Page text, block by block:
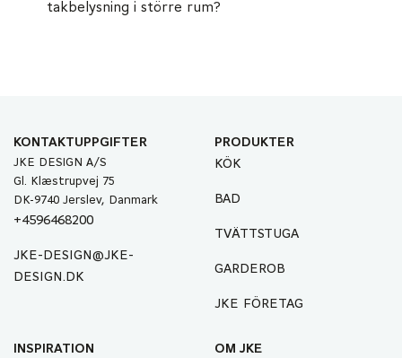
takbelysning i större rum?
KONTAKTUPPGIFTER
JKE DESIGN A/S
Gl. Klæstrupvej 75
DK-9740 Jerslev, Danmark
+4596468200
JKE-DESIGN@JKE-
DESIGN.DK
PRODUKTER
KÖK
BAD
TVÄTTSTUGA
GARDEROB
JKE FÖRETAG
INSPIRATION
OM JKE